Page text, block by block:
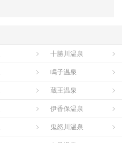
十勝川温泉
鳴子温泉
蔵王温泉
伊香保温泉
鬼怒川温泉